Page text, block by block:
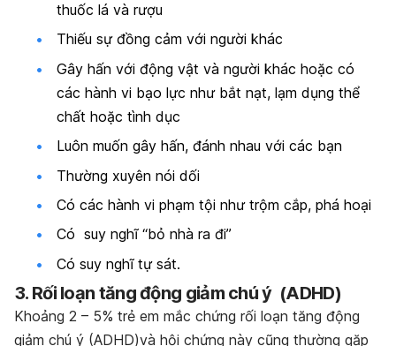
thuốc lá và rượu
Thiếu sự đồng cảm với người khác
Gây hấn với động vật và người khác hoặc có
các hành vi bạo lực như bắt nạt, lạm dụng thể
chất hoặc tình dục
Luôn muốn gây hấn, đánh nhau với các bạn
Thường xuyên nói dối
Có các hành vi phạm tội như trộm cắp, phá hoại
Có suy nghĩ “bỏ nhà ra đi”
Có suy nghĩ tự sát.
3. Rối loạn tăng động giảm chú ý (ADHD)
Khoảng 2 – 5% trẻ em mắc chứng rối loạn tăng động
giảm chú ý (ADHD)và hội chứng này cũng thường gặp